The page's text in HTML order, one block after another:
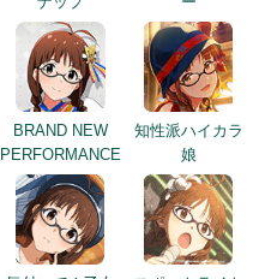
BRAND NEW
PERFORMANCE
知性派ハイカラ
娘